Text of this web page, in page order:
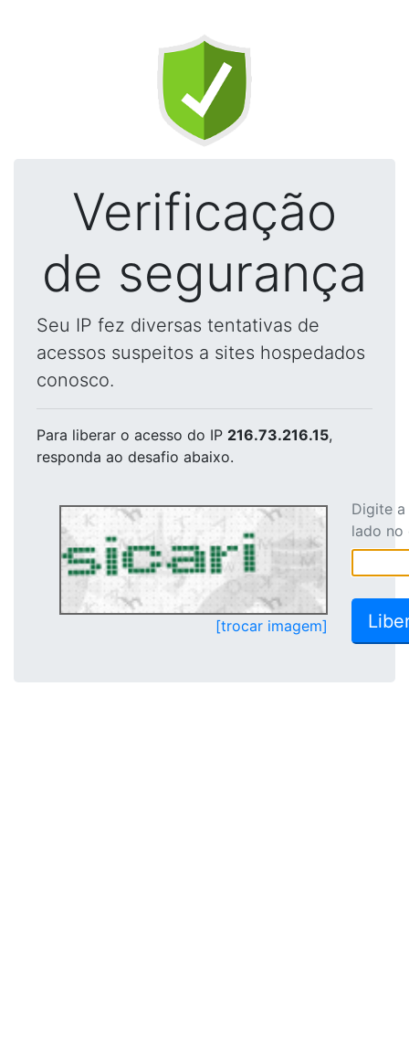
Verificação
de segurança
Seu IP fez diversas tentativas de
acessos suspeitos a sites hospedados
conosco.
Para liberar o acesso do IP 216.73.216.15,
responda ao desafio abaixo.
[trocar imagem]
Digite
lado no